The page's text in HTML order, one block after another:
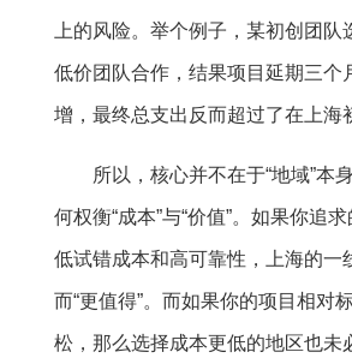
上的风险。举个例子，某初创团队
低价团队合作，结果项目延期三个
增，最终总支出反而超过了在上海
所以，核心并不在于“地域”本
何权衡“成本”与“价值”。如果你追求
低试错成本和高可靠性，上海的一
而“更值得”。而如果你的项目相对
松，那么选择成本更低的地区也未